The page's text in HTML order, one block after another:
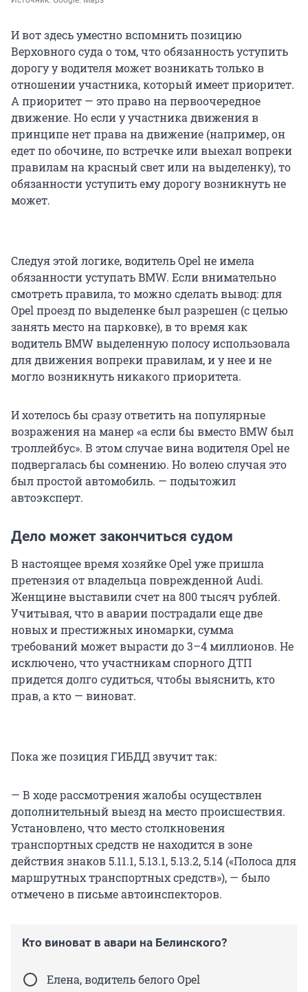
И вот здесь уместно вспомнить позицию
Верховного суда о том, что обязанность уступить
дорогу у водителя может возникать только в
отношении участника, который имеет приоритет.
А приоритет — это право на первоочередное
движение. Но если у участника движения в
принципе нет права на движение (например, он
едет по обочине, по встречке или выехал вопреки
правилам на красный свет или на выделенку), то
обязанности уступить ему дорогу возникнуть не
может.
Следуя этой логике, водитель Opel не имела
обязанности уступать BMW. Если внимательно
смотреть правила, то можно сделать вывод: для
Opel проезд по выделенке был разрешен (с целью
занять место на парковке), в то время как
водитель BMW выделенную полосу использовала
для движения вопреки правилам, и у нее и не
могло возникнуть никакого приоритета.
И хотелось бы сразу ответить на популярные
возражения на манер «а если бы вместо BMW был
троллейбус». В этом случае вина водителя Opel не
подвергалась бы сомнению. Но волею случая это
был простой автомобиль. — подытожил
автоэксперт.
Дело может закончиться судом
В настоящее время хозяйке Opel уже пришла
претензия от владельца поврежденной Audi.
Женщине выставили счет на 800 тысяч рублей.
Учитывая, что в аварии пострадали еще две
новых и престижных иномарки, сумма
требований может вырасти до 3–4 миллионов. Не
исключено, что участникам спорного ДТП
придется долго судиться, чтобы выяснить, кто
прав, а кто — виноват.
Пока же позиция ГИБДД звучит так:
— В ходе рассмотрения жалобы осуществлен
дополнительный выезд на место происшествия.
Установлено, что место столкновения
транспортных средств не находится в зоне
действия знаков 5.11.1, 5.13.1, 5.13.2, 5.14 («Полоса для
маршрутных транспортных средств»), — было
отмечено в письме автоинспекторов.
Кто виноват в авари на Белинского?
Елена, водитель белого Opel